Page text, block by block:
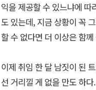
익을 제공할 수 있느냐에 따
도 있는데, 지금 상황이 꼭
할 수 없다면 더 이상은 함
이제 취임 한 달 남짓이 된
선 거리낄 게 없을 만도 하